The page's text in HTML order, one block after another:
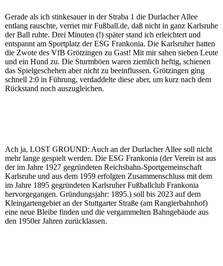
Gerade als ich stinkesauer in der Straba 1 die Durlacher Allee
entlang rauschte, verriet mir Fußball.de, daß nicht in ganz Karlsruhe
der Ball ruhte. Drei Minuten (!) später stand ich erleichtert und
entspannt am Sportplatz der ESG Frankonia. Die Karlsruher hatten
die Zwote des VfB Grötzingen zu Gast! Mit mir sahen sieben Leute
und ein Hund zu. Die Sturmböen waren ziemlich heftig, schienen
das Spielgeschehen aber nicht zu beeinflussen. Grötzingen ging
schnell 2:0 in Führung, verdaddelte diese aber, um kurz nach dem
Rückstand noch auszugleichen.
Ach ja, LOST GROUND: Auch an der Durlacher Allee soll nicht
mehr lange gespielt werden. Die ESG Frankonia (der Verein ist aus
der im Jahre 1927 gegründeten Reichsbahn-Sportgemeinschaft
Karlsruhe und aus dem 1959 erfolgten Zusammenschluss mit dem
im Jahre 1895 gegründeten Karlsruher Fußballclub Frankonia
hervorgegangen. Gründungsjahr: 1895.) soll bis 2023 auf dem
Kleingartengebiet an der Stuttgarter Straße (am Rangierbahnhof)
eine neue Bleibe finden und die vergammelten Bahngebäude aus
den 1950er Jahren zurücklassen.